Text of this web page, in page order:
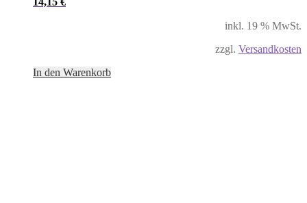
inkl. 19 % MwSt.
zzgl. Versandkosten
In den Warenkorb